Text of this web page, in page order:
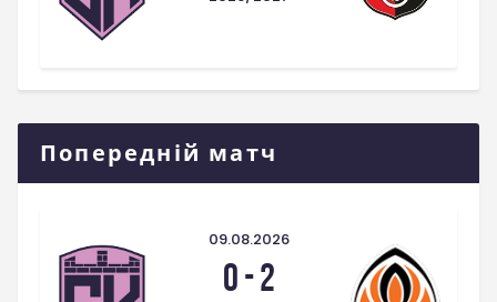
Попередній матч
09.08.2026
0-2